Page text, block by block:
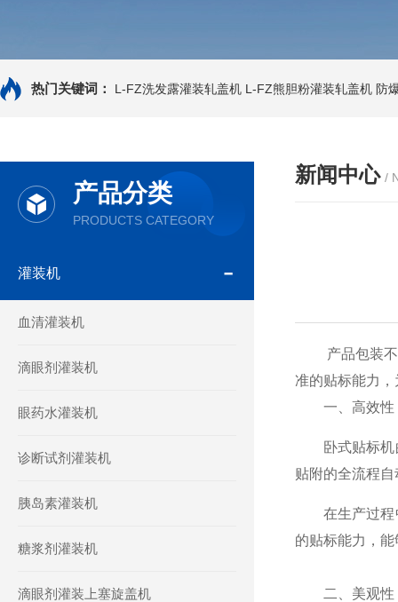
热门关键词： L-FZ洗发露灌装轧盖机 L-FZ熊胆粉灌装轧盖机 防
产品分类
PRODUCTS CATEGORY
灌装机
血清灌装机
滴眼剂灌装机
眼药水灌装机
诊断试剂灌装机
胰岛素灌装机
糖浆剂灌装机
滴眼剂灌装上塞旋盖机
新闻中心 /
产品包装不仅
准的贴标能力
一、高效性
卧式贴标机的
贴附的全流程
在生产过程中
的贴标能力，
二、美观性